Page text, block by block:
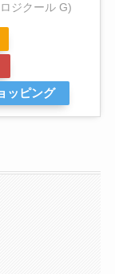
ジクール G)
ッピング